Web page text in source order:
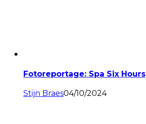
Fotoreportage: Spa Six Hours
Stijn Braes04/10/2024